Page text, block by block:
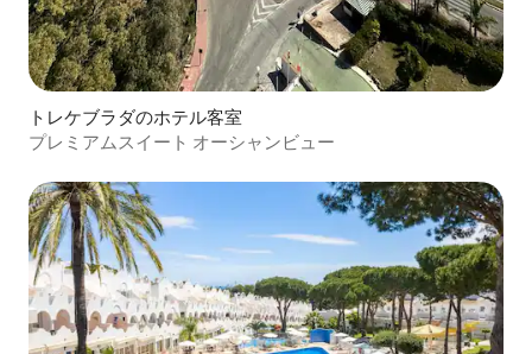
トレケブラダのホテル客室
プレミアムスイート オーシャンビュー